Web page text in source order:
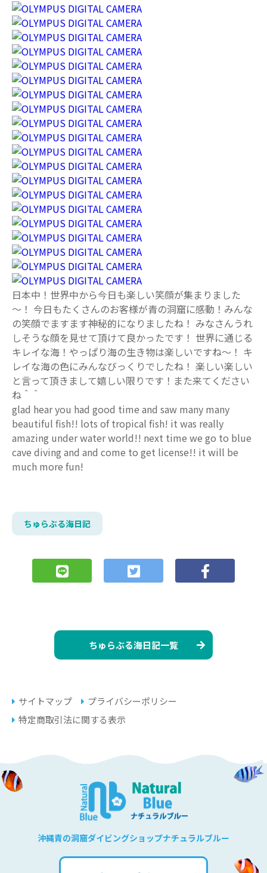
日本中！世界中から今日も楽しい笑顔が集まりました
～！ 今日もたくさんのお客様が青の洞窟に感動！みんな
の笑顔でますます神秘的になりましたね！ みなさんうれ
しそうな顔を見せて頂けて良かったです！ 世界に通じる
キレイな海！やっぱり海の生き物は楽しいですね～！ キ
レイな海の色にみんなびっくりでしたね！ 楽しい楽しい
と言って頂きまして嬉しい限りです！また来てください
ね＾＾
glad hear you had good time and saw many many
beautiful fish!! lots of tropical fish! it was really
amazing under water world!! next time we go to blue
cave diving and and come to get license!! it will be
much more fun!
ちゅらぶる海日記
ちゅらぶる海日記一覧
サイトマップ
プライバシーポリシー
特定商取引法に関する表示
沖縄青の洞窟ダイビングショップナチュラルブルー